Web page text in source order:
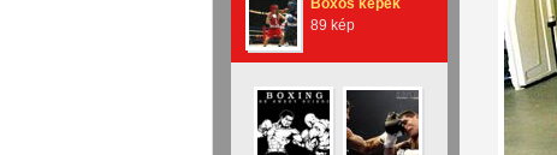
Boxos képek
89 kép